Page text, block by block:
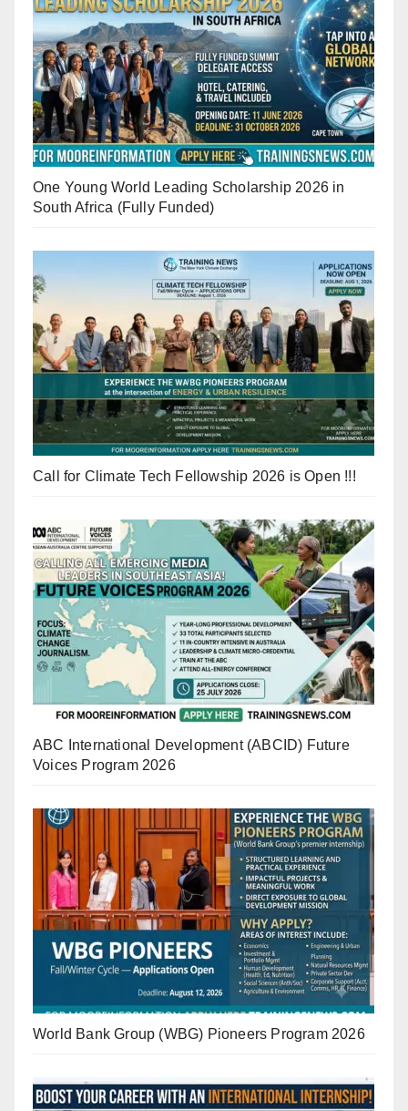
One Young World Leading Scholarship 2026 in
South Africa (Fully Funded)
Call for Climate Tech Fellowship 2026 is Open !!!
ABC International Development (ABCID) Future
Voices Program 2026
World Bank Group (WBG) Pioneers Program 2026